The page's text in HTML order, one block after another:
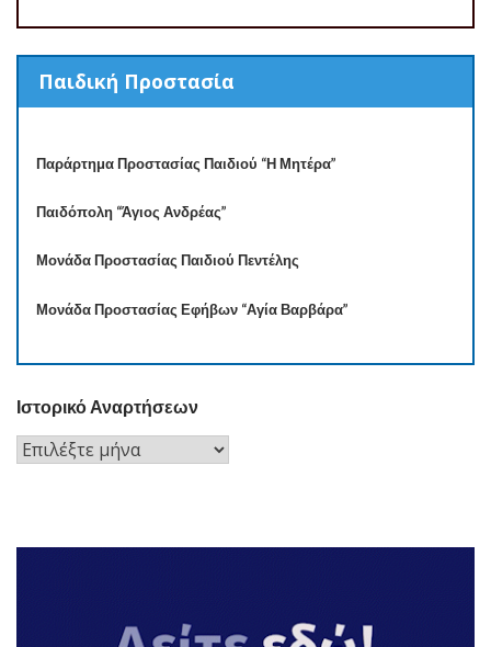
Παιδική Προστασία
Παράρτημα Προστασίας Παιδιού “Η Μητέρα”
Παιδόπολη “Άγιος Ανδρέας”
Μονάδα Προστασίας Παιδιού Πεντέλης
Μονάδα Προστασίας Εφήβων “Αγία Βαρβάρα”
Ιστορικό Αναρτήσεων
Ιστορικό